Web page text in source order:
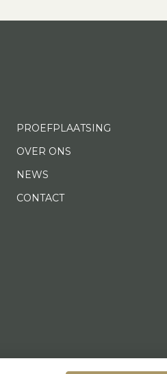
PROEFPLAATSING
OVER ONS
NEWS
CONTACT